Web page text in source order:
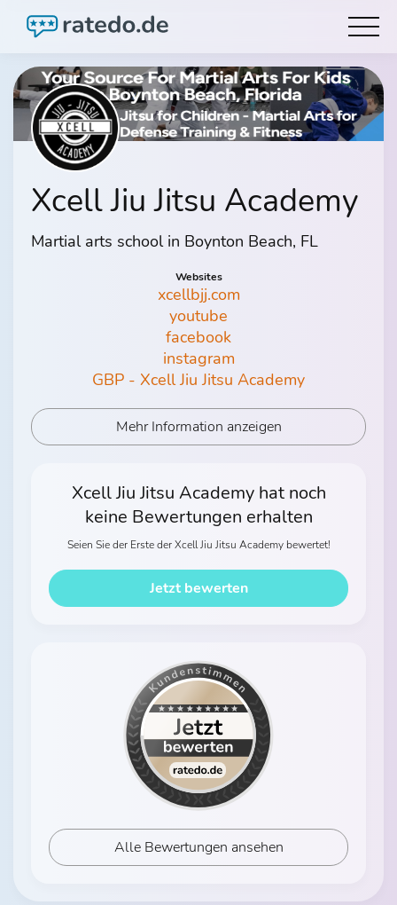
Xcell Jiu Jitsu Academy
Martial arts school in Boynton Beach, FL
Websites
xcellbjj.com
youtube
facebook
instagram
GBP - Xcell Jiu Jitsu Academy
Mehr Information anzeigen
Xcell Jiu Jitsu Academy hat noch
keine Bewertungen erhalten
Seien Sie der Erste der Xcell Jiu Jitsu Academy bewertet!
Jetzt bewerten
Alle Bewertungen ansehen